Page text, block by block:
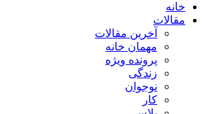
خانه
مقالات
آخرین مقالات
مهمان خانه
پرونده ویژه
زندگی
نوجوان
کار